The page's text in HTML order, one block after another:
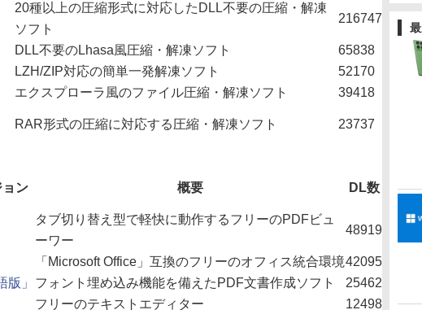
20種以上の圧縮形式に対応したDLL不要の圧縮・解凍
ソフト
216747
DLL不要のLhasa風圧縮・解凍ソフト
65838
LZH/ZIP対応の簡単一発解凍ソフト
52170
エクスプローラ風のファイル圧縮・解凍ソフト 39418
RAR形式の圧縮に対応する圧縮・解凍ソフト 23737
ョン 概要 DL数
タブ切り替え型で軽快に動作するフリーのPDFビュ
ーワー
48919
「Microsoft Office」互換のフリーのオフィス統合環境42095
版」 フォント埋め込み機能を備えたPDF文書作成ソフト
25462
フリーのテキストエディター
12498